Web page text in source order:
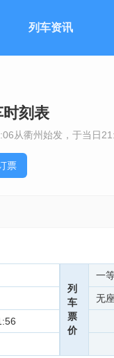
列车资讯
刻表
从衢州始发，于当日
票
列
车
票
价
一
无座